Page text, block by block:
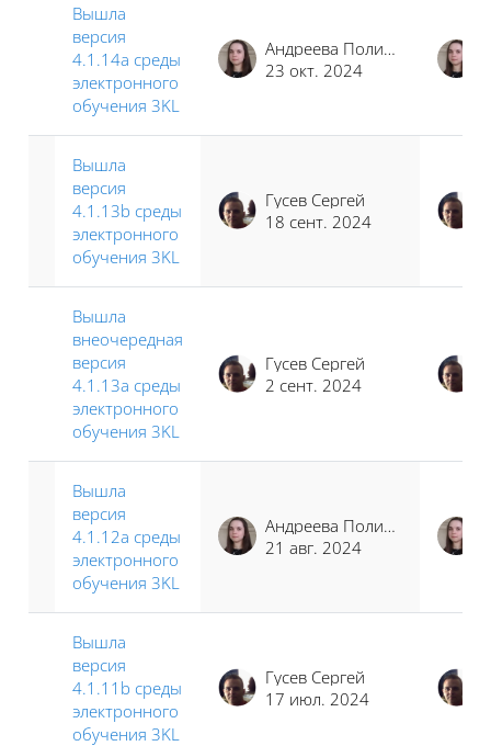
Вышла
версия
4.1.14a среды
электронного
обучения 3KL
Андреева Полина Иосифовна
23 окт. 2024
Вышла
версия
4.1.13b среды
электронного
обучения 3KL
Гусев Сергей
18 сент. 2024
Вышла
внеочередная
версия
4.1.13a среды
электронного
обучения 3KL
Гусев Сергей
2 сент. 2024
Вышла
версия
4.1.12a среды
электронного
обучения 3KL
Андреева Полина Иосифовна
21 авг. 2024
Вышла
версия
4.1.11b среды
электронного
обучения 3KL
Гусев Сергей
17 июл. 2024